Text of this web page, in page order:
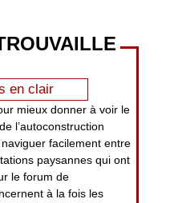
en clair
mieux donner à voir le
l’autoconstruction
facilement entre
paysannes qui ont
le forum de
à la fois les